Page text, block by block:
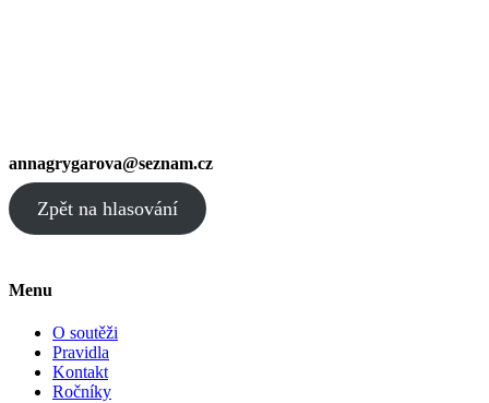
annagrygarova@seznam.cz
Zpět na hlasování
Menu
O soutěži
Pravidla
Kontakt
Ročníky